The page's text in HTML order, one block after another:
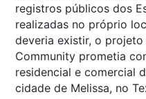
registros públicos dos
realizadas no próprio
deveria existir, o
Community prometia
residencial e comercial
cidade de Melissa, no